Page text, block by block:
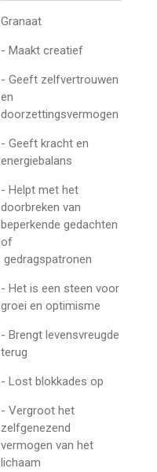
Granaat
- Maakt creatief
- Geeft zelfvertrouwen
en
doorzettingsvermogen
- Geeft kracht en
energiebalans
- Helpt met het
doorbreken van
beperkende gedachten
of
gedragspatronen
- Het is een steen voor
groei en optimisme
- Brengt levensvreugde
terug
- Lost blokkades op
- Vergroot het
zelfgenezend
vermogen van het
lichaam